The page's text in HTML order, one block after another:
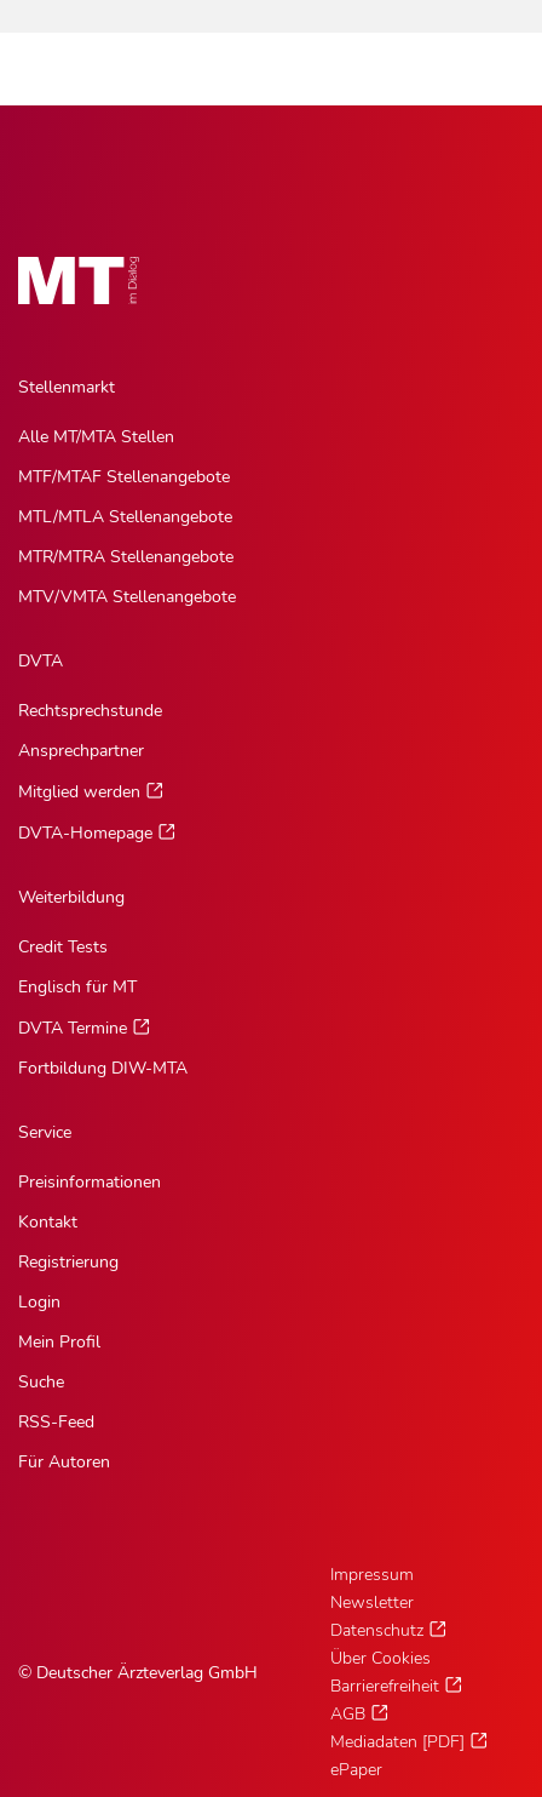
Stellenmarkt
Alle MT/MTA Stellen
MTF/MTAF Stellenangebote
MTL/MTLA Stellenangebote
MTR/MTRA Stellenangebote
MTV/VMTA Stellenangebote
DVTA
Rechtsprechstunde
Ansprechpartner
Mitglied werden
DVTA-Homepage
Weiterbildung
Credit Tests
Englisch für MT
DVTA Termine
Fortbildung DIW-MTA
Service
Preisinformationen
Kontakt
Registrierung
Login
Mein Profil
Suche
RSS-Feed
Für Autoren
© Deutscher Ärzteverlag GmbH
Impressum
Newsletter
Datenschutz
Über Cookies
Barrierefreiheit
AGB
Mediadaten [PDF]
ePaper